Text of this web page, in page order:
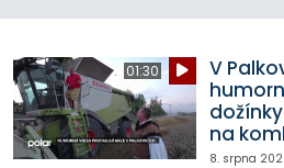
01:30
V
na
8. srpna